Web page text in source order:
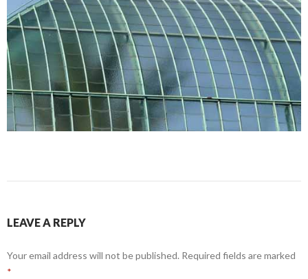
LEAVE A REPLY
Your email address will not be published. Required fields are marked
*